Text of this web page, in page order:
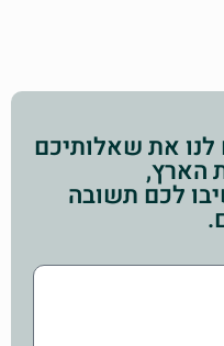
את שאלותיכם
הארץ,
לכם תשובה